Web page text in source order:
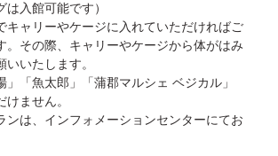
入館可能です）
キャリーやケージに入れていただければご
。その際、キャリーやケージから体がはみ
いたします。
「魚太郎」「蒲郡マルシェ ベジカル」
ません。
は、インフォメーションセンターにてお